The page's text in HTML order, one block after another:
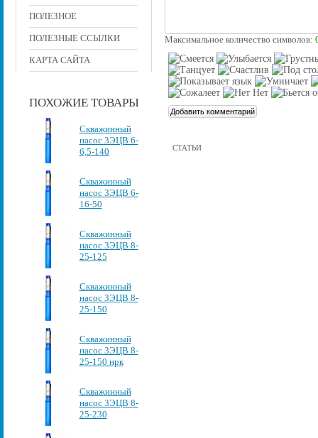
ПОЛЕЗНОЕ
ПОЛЕЗНЫЕ ССЫЛКИ
КАРТА САЙТА
ПОХОЖИЕ ТОВАРЫ
Скважинный
насос 3ЭЦВ 6-
6,5-140
Скважинный
насос 3ЭЦВ 6-
16-50
Скважинный
насос 3ЭЦВ 8-
25-125
Скважинный
насос 3ЭЦВ 8-
25-150
Скважинный
насос 3ЭЦВ 8-
25-150 нрк
Скважинный
насос 3ЭЦВ 8-
25-230
Максимальное количество символов:
СТАТЬИ